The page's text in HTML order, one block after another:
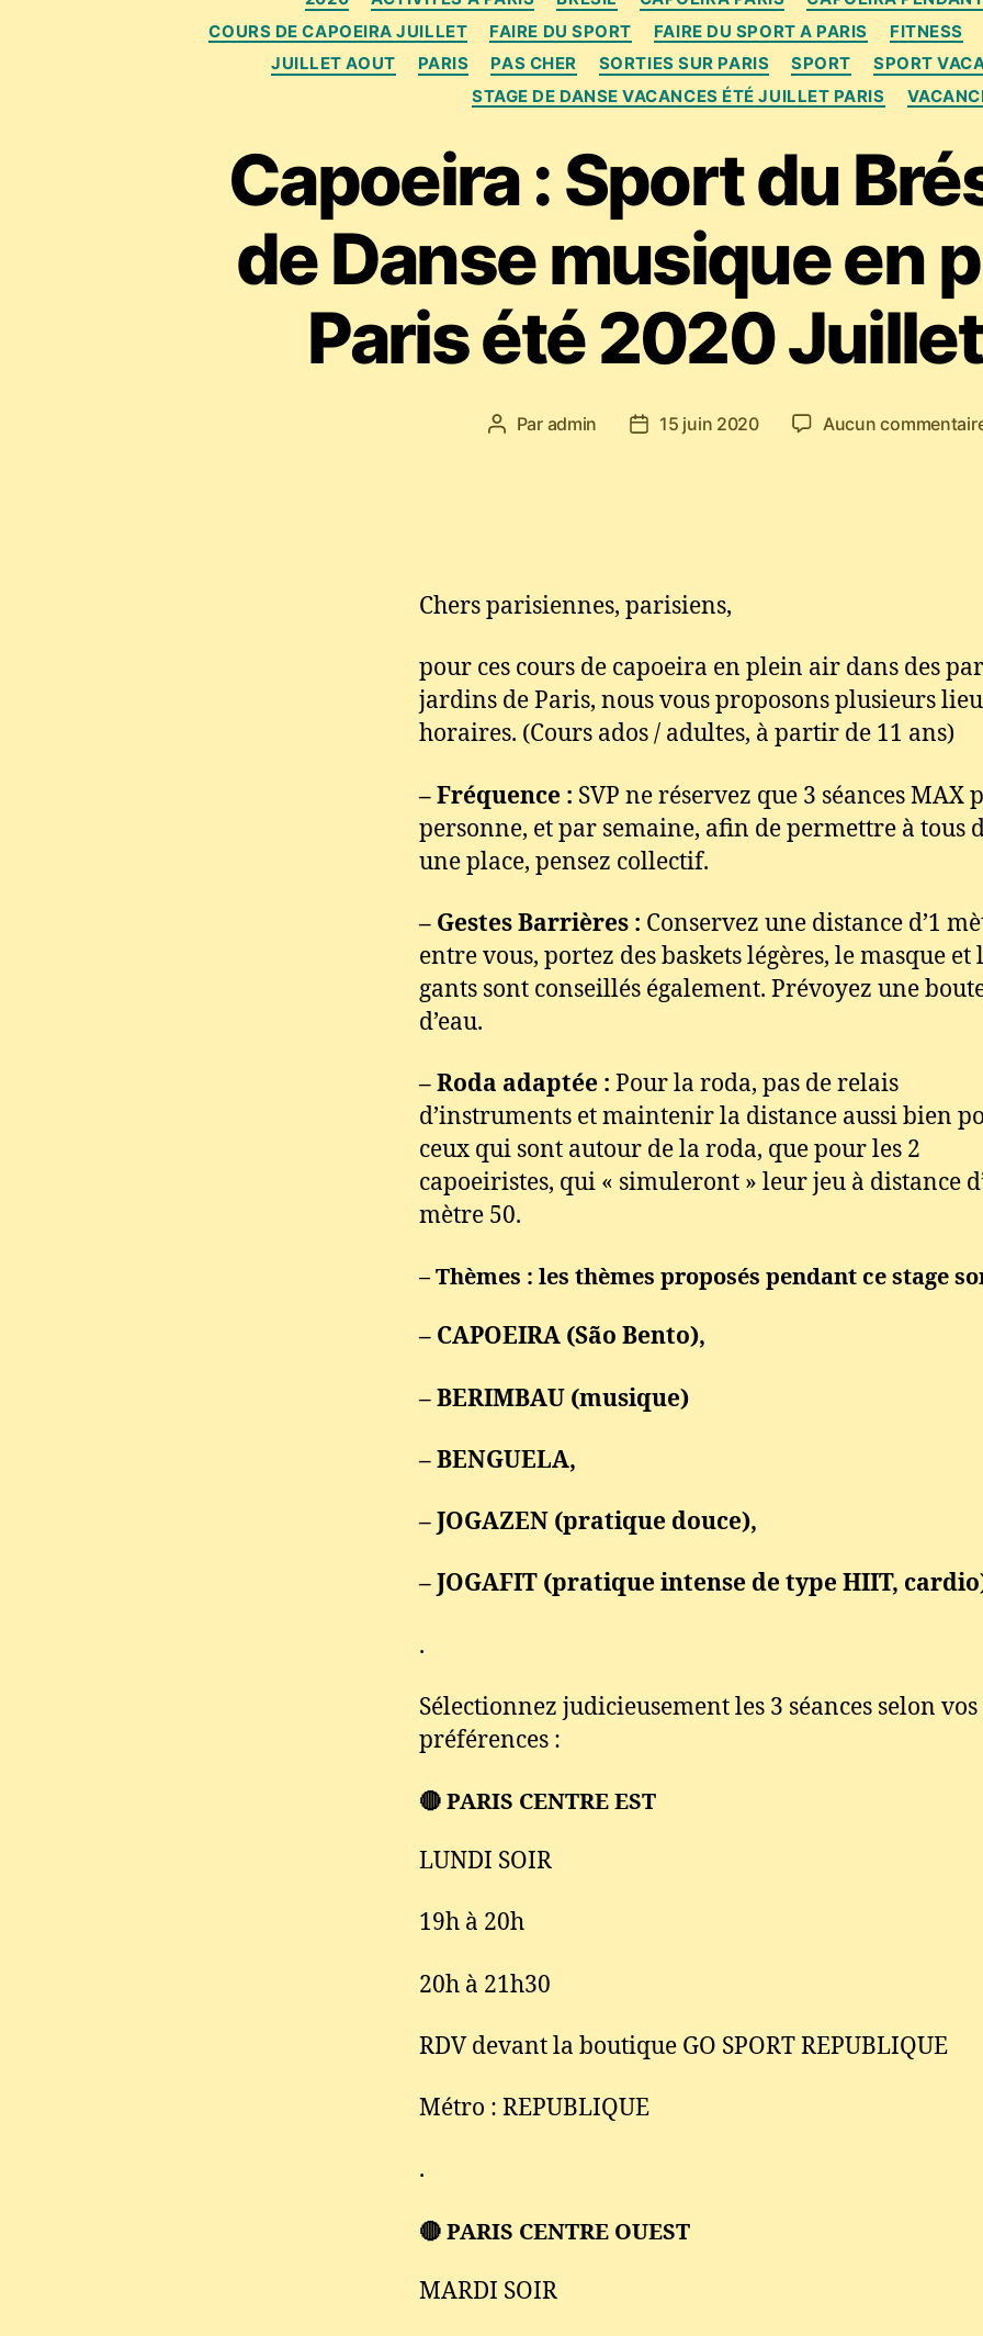
COURS DE CAPOEIRA JUILLET
FAIRE DU SPORT FAIRE DU SPORT A PARIS
FITNESS
JUILLET AOUT
PARIS PAS CHER SORTIES SUR PARIS SPORT
SPORT
STAGE DE DANSE VACANCES ÉTÉ JUILLET PARIS
Capoeira : Sport du
de Danse musique en
Paris été 2020
Auteur
Par admin
Date15 juin 2020 Aucun
Chers parisiennes, parisiens,
pour ces cours de capoeira en plein air dans des
jardins de Paris, nous vous proposons plusieurs
horaires. (Cours ados / adultes, à partir de 11 ans)
– Fréquence : SVP ne réservez que 3 séances MAX
personne, et par semaine, afin de permettre à tous
une place, pensez collectif.
– Gestes Barrières : Conservez une distance d’1
entre vous, portez des baskets légères, le masque et
gants sont conseillés également. Prévoyez une
d’eau.
– Roda adaptée : Pour la roda, pas de relais
d’instruments et maintenir la distance aussi bien
ceux qui sont autour de la roda, que pour les 2
capoeiristes, qui « simuleront » leur jeu à distance
mètre 50.
– Thèmes : les thèmes proposés pendant ce stage
– CAPOEIRA (São Bento),
– BERIMBAU (musique)
– BENGUELA,
– JOGAZEN (pratique douce),
– JOGAFIT (pratique intense de type HIIT,
.
Sélectionnez judicieusement les 3 séances selon vos
préférences :
🔴 PARIS CENTRE EST
LUNDI SOIR
19h à 20h
20h à 21h30
RDV devant la boutique GO SPORT REPUBLIQUE
Métro : REPUBLIQUE
.
🔴 PARIS CENTRE OUEST
MARDI SOIR